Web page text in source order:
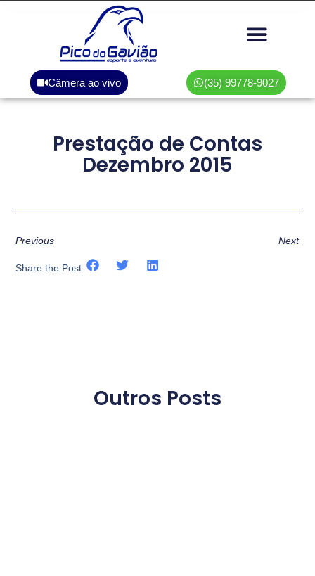
Câmera ao vivo (35) 99778-9027
Prestação de Contas
Dezembro 2015
Previous Next
Share the Post:
Outros Posts